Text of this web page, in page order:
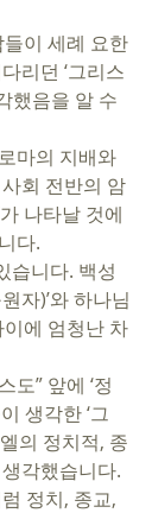
이 세례 요한
리던 ‘그리스
했음을 알 수
마의 지배와
회 전반의 암
나타날 것에
다.
자)’와 하나님
이에 엄청난 차
생각한 ‘그
의 정치적, 종
각했습니다.
정치, 종교,